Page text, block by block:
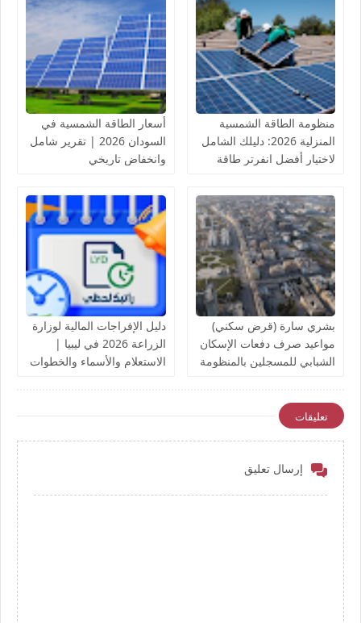
منظومة الطاقة الشمسية
المنزلية 2026: دليلك الشامل
لاختيار أفضل انفرتر طاقة
أسعار الطاقة الشمسية في
السودان 2026 | تقرير شامل
وانخفاض تاريخي
بشري سارة (قرض سكني)
مواعيد صرف دفعات الإسكان
الشبابي للمسجلين بالمنظومة
دليل الإفراجات المالية لوزارة
الزراعة 2026 في ليبيا |
الاستعلام والأسماء والخطوات
تعليقات
إرسال تعليق